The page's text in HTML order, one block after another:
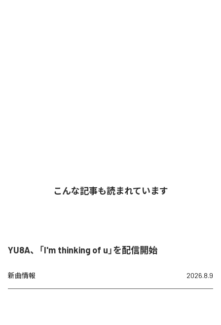
こんな記事も読まれています
YU8A、「I'm thinking of u」を配信開始
新曲情報 2026.8.9